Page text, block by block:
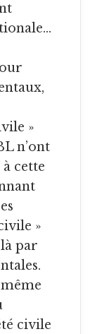
»
n’ont
cette
»
par
civile